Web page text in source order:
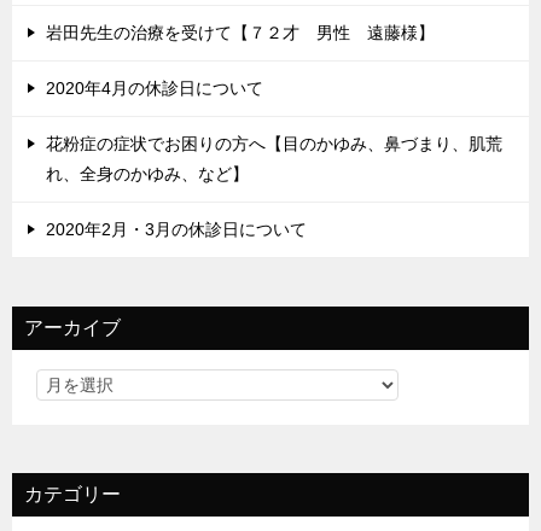
岩田先生の治療を受けて【７２才 男性 遠藤様】
2020年4月の休診日について
花粉症の症状でお困りの方へ【目のかゆみ、鼻づまり、肌荒
れ、全身のかゆみ、など】
2020年2月・3月の休診日について
アーカイブ
カテゴリー